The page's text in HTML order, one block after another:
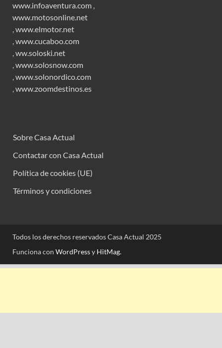
www.infoaventura.com ,
www.motosonline.net
,www.elmotor.net
,www.cucaboo.com
,ww.soloski.net
,www.solosnow.com
,www.solonordico.com
,www.zoomdestinos.es
Sobre Casa Actual
Contactar con Casa Actual
Política de cookies (UE)
Términos y condiciones
Todos los derechos reservados Casa Actual 2025
Funciona con WordPressy HitMag.